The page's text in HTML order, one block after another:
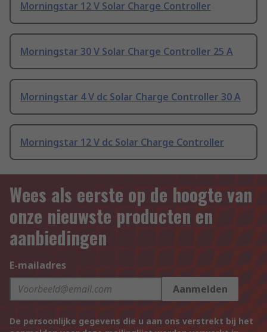
Morningstar 12 V Solar Charge Controller
Morningstar 30 V Solar Charge Controller 25 A
Morningstar 4 V dc Solar Charge Controller 30 A
Morningstar 12 V dc Solar Charge Controller
Wees als eerste op de hoogte van
onze nieuwste producten en
aanbiedingen
E-mailadres
Aanmelden
De persoonlijke gegevens die u aan ons verstrekt bij het